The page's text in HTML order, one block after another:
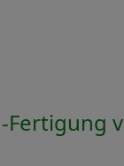
Fertigung